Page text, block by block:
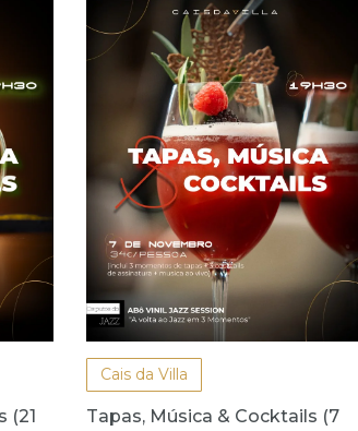
(21
Cais da Villa
Tapas, Música & Cocktails (7